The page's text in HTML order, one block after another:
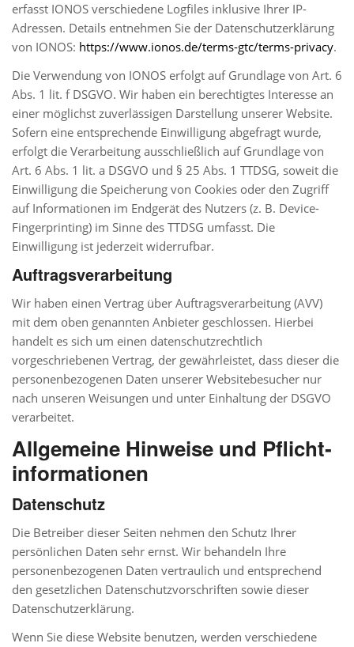
erfasst IONOS verschiedene Logfiles inklusive Ihrer IP-
Adressen. Details entnehmen Sie der Datenschutzerklärung
von IONOS: https://www.ionos.de/terms-gtc/terms-privacy.
Die Verwendung von IONOS erfolgt auf Grundlage von Art. 6
Abs. 1 lit. f DSGVO. Wir haben ein berechtigtes Interesse an
einer möglichst zuverlässigen Darstellung unserer Website.
Sofern eine entsprechende Einwilligung abgefragt wurde,
erfolgt die Verarbeitung ausschließlich auf Grundlage von
Art. 6 Abs. 1 lit. a DSGVO und § 25 Abs. 1 TTDSG, soweit die
Einwilligung die Speicherung von Cookies oder den Zugriff
auf Informationen im Endgerät des Nutzers (z. B. Device-
Fingerprinting) im Sinne des TTDSG umfasst. Die
Einwilligung ist jederzeit widerrufbar.
Auftragsverarbeitung
Wir haben einen Vertrag über Auftragsverarbeitung (AVV)
mit dem oben genannten Anbieter geschlossen. Hierbei
handelt es sich um einen datenschutzrechtlich
vorgeschriebenen Vertrag, der gewährleistet, dass dieser die
personenbezogenen Daten unserer Websitebesucher nur
nach unseren Weisungen und unter Einhaltung der DSGVO
verarbeitet.
Allgemeine Hinweise und Pflicht­
informationen
Datenschutz
Die Betreiber dieser Seiten nehmen den Schutz Ihrer
persönlichen Daten sehr ernst. Wir behandeln Ihre
personenbezogenen Daten vertraulich und entsprechend
den gesetzlichen Datenschutzvorschriften sowie dieser
Datenschutzerklärung.
Wenn Sie diese Website benutzen, werden verschiedene